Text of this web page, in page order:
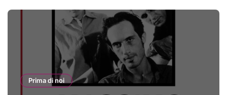
Prima di noi